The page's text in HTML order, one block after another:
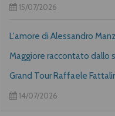
15/07/2026
L'amore di Alessandro
Maggiore raccontato dallo
Grand Tour Raffaele
14/07/2026